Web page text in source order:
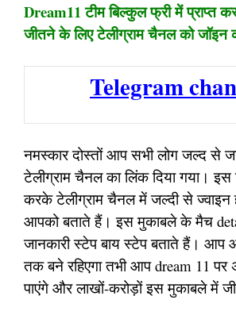
Dream11 टीम बिल्कुल फ्री में प्राप्त
जीतने के लिए टेलीग्राम चैनल को जॉइन
Telegram
नमस्कार दोस्तों आप सभी लोग जल्द से
टेलीग्राम चैनल का लिंक दिया गया।
करके टेलीग्राम चैनल में जल्दी से ज्वाइन
आपको बताते हैं। इस मुकाबले के मैच
जानकारी स्टेप बाय स्टेप बताते हैं। आप
तक बने रहिएगा तभी आप dream 11 पर
पाएंगे और लाखों-करोड़ों इस मुकाबले में